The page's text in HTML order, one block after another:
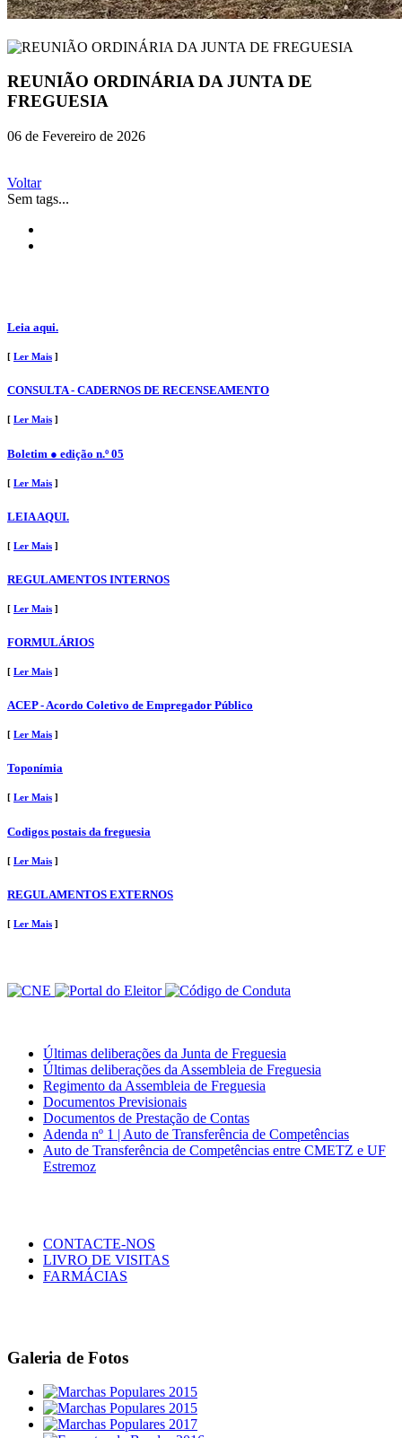
REUNIÃO ORDINÁRIA DA JUNTA DE
FREGUESIA
06 de Fevereiro de 2026
Voltar
Sem tags...
Leia aqui.
[ Ler Mais ]
CONSULTA - CADERNOS DE RECENSEAMENTO
[ Ler Mais ]
Boletim ● edição n.º 05
[ Ler Mais ]
LEIA AQUI.
[ Ler Mais ]
REGULAMENTOS INTERNOS
[ Ler Mais ]
FORMULÁRIOS
[ Ler Mais ]
ACEP - Acordo Coletivo de Empregador Público
[ Ler Mais ]
Toponímia
[ Ler Mais ]
Codigos postais da freguesia
[ Ler Mais ]
REGULAMENTOS EXTERNOS
[ Ler Mais ]
Últimas deliberações da Junta de Freguesia
Últimas deliberações da Assembleia de Freguesia
Regimento da Assembleia de Freguesia
Documentos Previsionais
Documentos de Prestação de Contas
Adenda nº 1 | Auto de Transferência de Competências
Auto de Transferência de Competências entre CMETZ e UF
Estremoz
CONTACTE-NOS
LIVRO DE VISITAS
FARMÁCIAS
Galeria de Fotos